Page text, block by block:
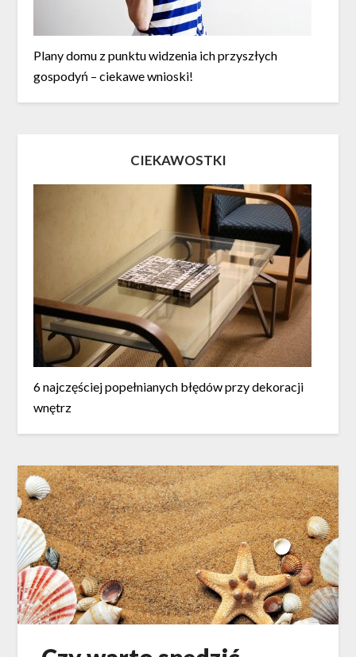
Plany domu z punktu widzenia ich przyszłych
gospodyń – ciekawe wnioski!
CIEKAWOSTKI
6 najczęściej popełnianych błędów przy dekoracji
wnętrz